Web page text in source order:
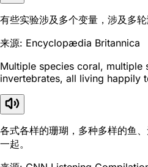
有些实验涉及多个变量，涉及多轮
来源: Encyclopædia Britannica
Multiple species coral, multiple
invertebrates, all living happily
各式各样的珊瑚，多种多样的鱼
一起。